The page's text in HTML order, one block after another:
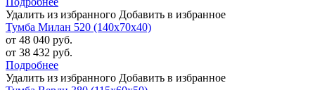
Удалить из избранного Добавить в избранное
Тумба Милан 520 (140х70х40)
от 48 040 руб.
от 38 432 руб.
Подробнее
Удалить из избранного Добавить в избранное